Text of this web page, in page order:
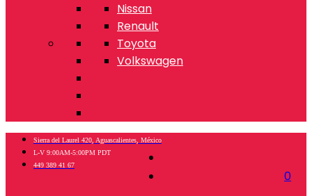
Nissan
Renault
Toyota
Volkswagen
0
Sierra del Laurel 420, Aguascalientes, México
L-V 9:00AM-5:00PM PDT
449 389 41 67